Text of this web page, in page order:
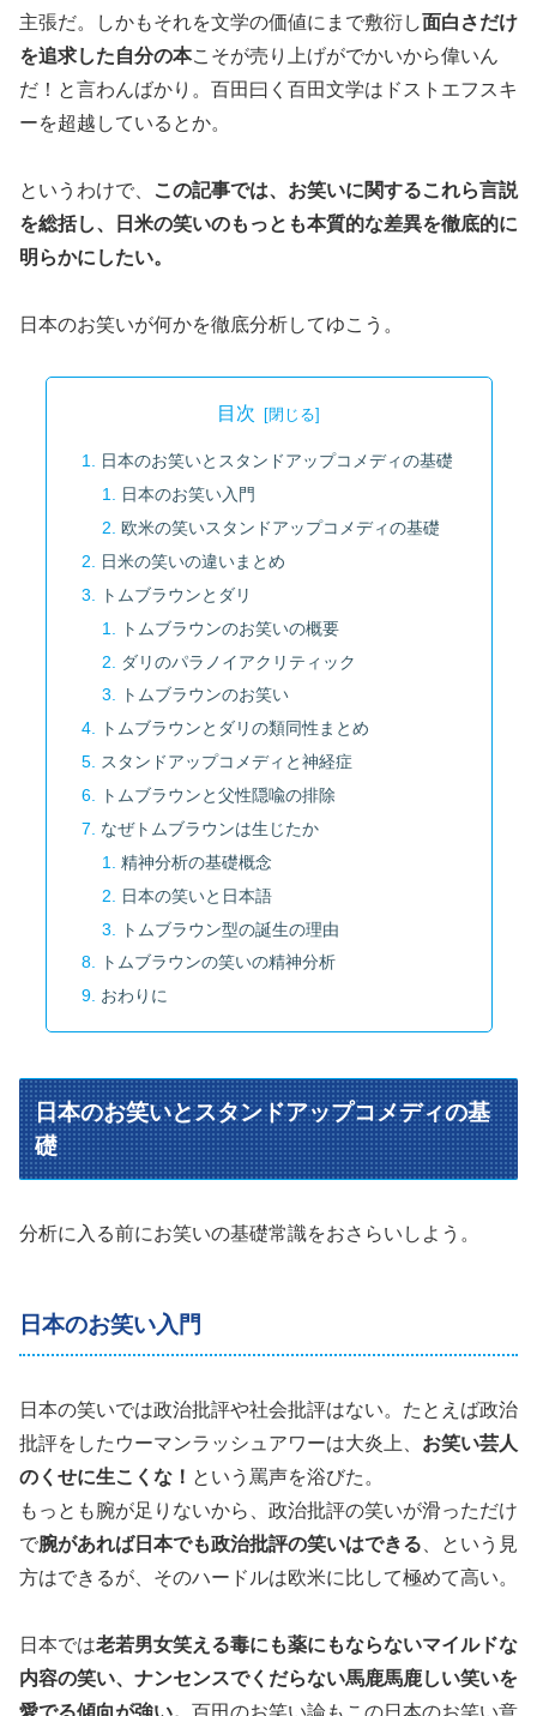
主張だ。しかもそれを文学の価値にまで敷衍し面白さだけ
を追求した自分の本こそが売り上げがでかいから偉いん
だ！と言わんばかり。百田曰く百田文学はドストエフスキ
ーを超越しているとか。
というわけで、
この記事では、お笑いに関するこれら言説
を総括し、日米の笑いのもっとも本質的な差異を徹底的に
明らかにしたい。
日本のお笑いが何かを徹底分析してゆこう。
目次
日本のお笑いとスタンドアップコメディの基礎
日本のお笑い入門
欧米の笑いスタンドアップコメディの基礎
日米の笑いの違いまとめ
トムブラウンとダリ
トムブラウンのお笑いの概要
ダリのパラノイアクリティック
トムブラウンのお笑い
トムブラウンとダリの類同性まとめ
スタンドアップコメディと神経症
トムブラウンと父性隠喩の排除
なぜトムブラウンは生じたか
精神分析の基礎概念
日本の笑いと日本語
トムブラウン型の誕生の理由
トムブラウンの笑いの精神分析
おわりに
日本のお笑いとスタンドアップコメディの基
礎
分析に入る前にお笑いの基礎常識をおさらいしよう。
日本のお笑い入門
日本の笑いでは政治批評や社会批評はない。たとえば政治
批評をしたウーマンラッシュアワーは大炎上、 お笑い芸人
のくせに生こくな！ という罵声を浴びた。
もっとも腕が足りないから、政治批評の笑いが滑っただけ
で腕があれば日本でも政治批評の笑いはできる 、という見
方はできるが、そのハードルは欧米に比して極めて高い。
日本では老若男女笑える毒にも薬にもならないマイルドな
内容の笑い、ナンセンスでくだらない馬鹿馬鹿しい笑いを
愛でる傾向が強い。 百田のお笑い論もこの日本のお笑い意